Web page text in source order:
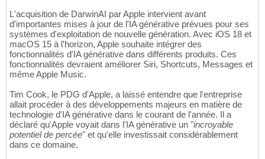
L'acquisition de DarwinAI par Apple intervient avant
d'importantes mises à jour de l'IA générative prévues pour ses
systèmes d'exploitation de nouvelle génération. Avec iOS 18 et
macOS 15 à l'horizon, Apple souhaite intégrer des
fonctionnalités d'IA générative dans différents produits. Ces
fonctionnalités devraient améliorer Siri, Shortcuts, Messages et
même Apple Music.
Tim Cook, le PDG d'Apple, a laissé entendre que l'entreprise
allait procéder à des développements majeurs en matière de
technologie d'IA générative dans le courant de l'année. Il a
déclaré qu'Apple voyait dans l'IA générative un "incroyable
potentiel de percée" et qu'elle investissait considérablement
dans ce domaine.